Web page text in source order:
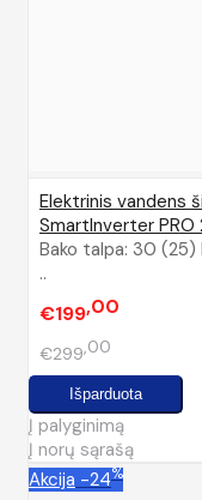
Elektrinis vandens
SmartInverter PRO
Bako talpa: 30
..
€199 00
€299 00
Į palyginimą
Į norų sąrašą
Akcija -24%